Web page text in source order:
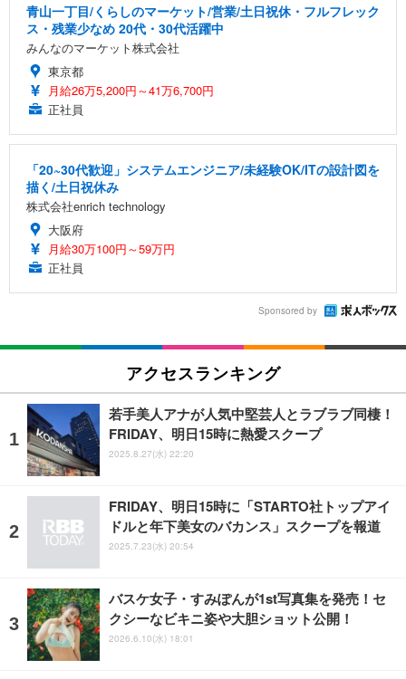
青山一丁目/くらしのマーケット/営業/土日祝休・フルフレック
ス・残業少なめ 20代・30代活躍中
みんなのマーケット株式会社
東京都
月給26万5,200円～41万6,700円
正社員
「20~30代歓迎」システムエンジニア/未経験OK/ITの設計図を
描く/土日祝休み
株式会社enrich technology
大阪府
月給30万100円～59万円
正社員
Sponsored by
アクセスランキング
若手美人アナが人気中堅芸人とラブラブ同棲！
FRIDAY、明日15時に熱愛スクープ
2025.8.27(水) 22:20
FRIDAY、明日15時に「STARTO社トップアイ
ドルと年下美女のバカンス」スクープを報道
2025.7.23(水) 20:54
バスケ女子・すみぽんが1st写真集を発売！セ
クシーなビキニ姿や大胆ショット公開！
2026.6.10(水) 18:01